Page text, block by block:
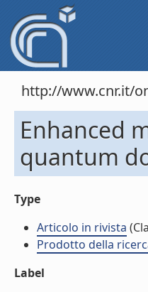
http://www.cnr.it/
Enhanced
quantum
Type
Articolo in rivista
Prodotto della
Label